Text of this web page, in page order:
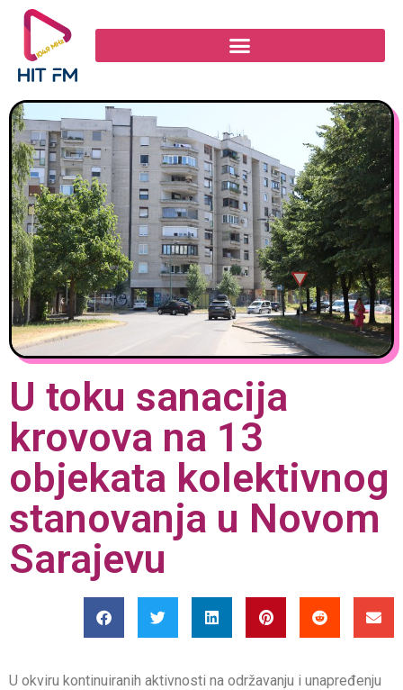
U toku sanacija
krovova na 13
objekata kolektivnog
stanovanja u Novom
Sarajevu
U okviru kontinuiranih aktivnosti na održavanju i unapređenju